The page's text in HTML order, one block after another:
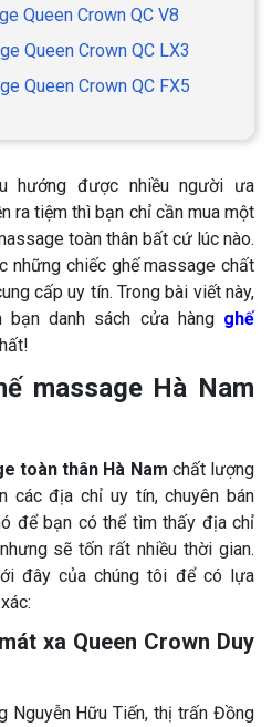
Queen Crown QC V8
Queen Crown QC LX3
Queen Crown QC FX5
hướng được nhiều người ưa
ra tiệm thì bạn chỉ cần mua một
toàn thân bất cứ lúc nào.
những chiếc ghế massage chất
cấp uy tín. Trong bài viết này,
danh sách cửa hàng ghế
massage Hà Nam
toàn thân Hà Nam chất lượng
các địa chỉ uy tín, chuyên bán
để bạn có thể tìm thấy địa chỉ
sẽ tốn rất nhiều thời gian.
đây của chúng tôi để có lựa
xa Queen Crown Duy
Nguyễn Hữu Tiến, thị trấn Đồng